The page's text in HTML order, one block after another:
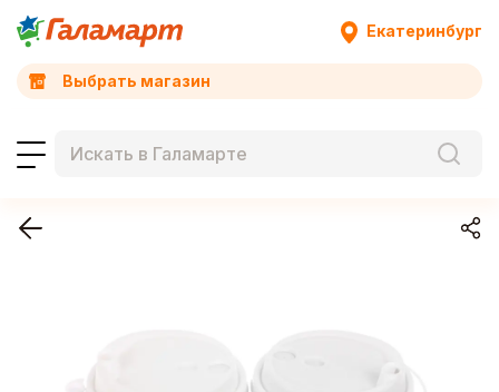
Екатеринбург
Выбрать магазин